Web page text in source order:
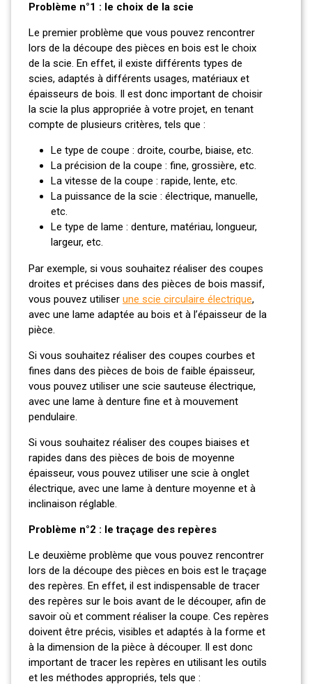
Problème n°1 : le choix de la scie
Le premier problème que vous pouvez rencontrer
lors de la découpe des pièces en bois est le choix
de la scie. En effet, il existe différents types de
scies, adaptés à différents usages, matériaux et
épaisseurs de bois. Il est donc important de choisir
la scie la plus appropriée à votre projet, en tenant
compte de plusieurs critères, tels que :
Le type de coupe : droite, courbe, biaise, etc.
La précision de la coupe : fine, grossière, etc.
La vitesse de la coupe : rapide, lente, etc.
La puissance de la scie : électrique, manuelle,
etc.
Le type de lame : denture, matériau, longueur,
largeur, etc.
Par exemple, si vous souhaitez réaliser des coupes
droites et précises dans des pièces de bois massif,
vous pouvez utiliser une scie circulaire électrique,
avec une lame adaptée au bois et à l’épaisseur de la
pièce.
Si vous souhaitez réaliser des coupes courbes et
fines dans des pièces de bois de faible épaisseur,
vous pouvez utiliser une scie sauteuse électrique,
avec une lame à denture fine et à mouvement
pendulaire.
Si vous souhaitez réaliser des coupes biaises et
rapides dans des pièces de bois de moyenne
épaisseur, vous pouvez utiliser une scie à onglet
électrique, avec une lame à denture moyenne et à
inclinaison réglable.
Problème n°2 : le traçage des repères
Le deuxième problème que vous pouvez rencontrer
lors de la découpe des pièces en bois est le traçage
des repères. En effet, il est indispensable de tracer
des repères sur le bois avant de le découper, afin de
savoir où et comment réaliser la coupe. Ces repères
doivent être précis, visibles et adaptés à la forme et
à la dimension de la pièce à découper. Il est donc
important de tracer les repères en utilisant les outils
et les méthodes appropriés, tels que :